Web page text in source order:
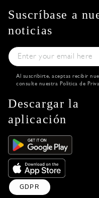
Suscríbase a
noticias
Al suscribirte, aceptas recibir
consulte nuestra Política de
Descargar la
aplicación
GDPR